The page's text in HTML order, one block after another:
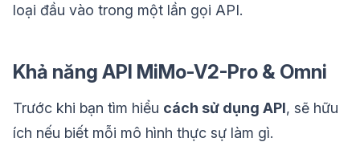
loại đầu vào trong một lần gọi API.
Khả năng API MiMo-V2-Pro & Omni
Trước khi bạn tìm hiểu cách sử dụng API, sẽ hữu
ích nếu biết mỗi mô hình thực sự làm gì.